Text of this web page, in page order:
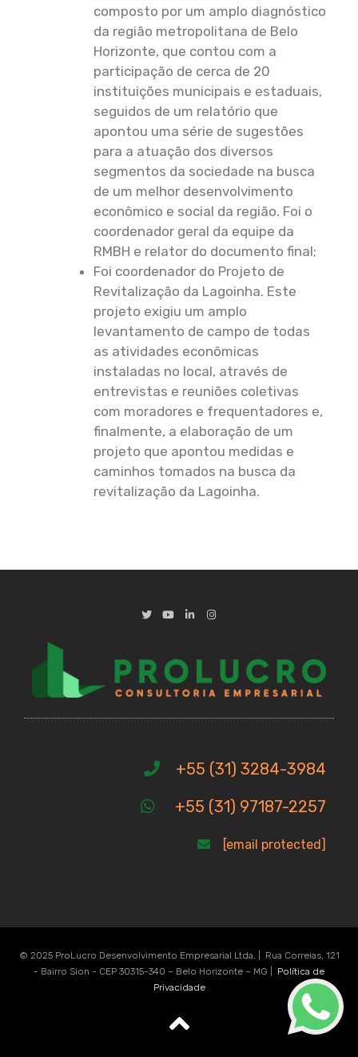
composto por um amplo diagnóstico
da região metropolitana de Belo
Horizonte, que contou com a
participação de cerca de 20
instituições municipais e estaduais,
seguidos de um relatório que
apontou uma série de sugestões
para a atuação dos diversos
segmentos da sociedade na busca
de um melhor desenvolvimento
econômico e social da região. Foi o
coordenador geral da equipe da
RMBH e relator do documento final;
Foi coordenador do Projeto de
Revitalização da Lagoinha. Este
projeto exigiu um amplo
levantamento de campo de todas
as atividades econômicas
instaladas no local, através de
entrevistas e reuniões coletivas
com moradores e frequentadores e,
finalmente, a elaboração de um
projeto que apontou medidas e
caminhos tomados na busca da
revitalização da Lagoinha.
+55 (31) 3284-3984
+55 (31) 97187-2257
[email protected]
© 2025 ProLucro Desenvolvimento Empresarial Ltda. | Rua Correias, 121
- Bairro Sion - CEP 30315-340 – Belo Horizonte – MG | Política de
Privacidade